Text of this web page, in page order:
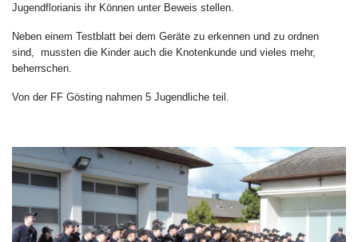
Jugendflorianis ihr Können unter Beweis stellen.
Neben einem Testblatt bei dem Geräte zu erkennen und zu ordnen
sind, mussten die Kinder auch die Knotenkunde und vieles mehr,
beherrschen.
Von der FF Gösting nahmen 5 Jugendliche teil.